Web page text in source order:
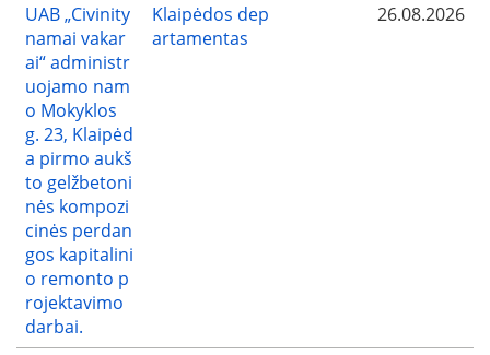
UAB „Civinity
namai vakar
ai“ administr
uojamo nam
o Mokyklos
g. 23, Klaipėd
a pirmo aukš
to gelžbetoni
nės kompozi
cinės perdan
gos kapitalini
o remonto p
rojektavimo
darbai.
Klaipėdos dep
artamentas
26.08.2026